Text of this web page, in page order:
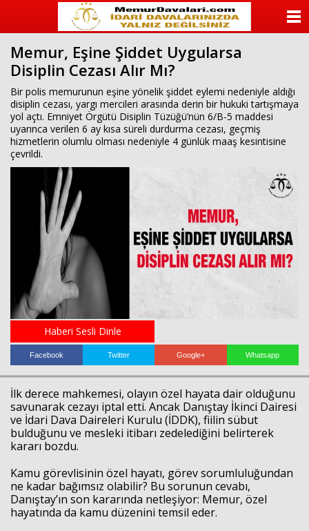
Memur, Eşine Şiddet Uygularsa
Disiplin Cezası Alır Mı?
Bir polis memurunun eşine yönelik şiddet eylemi nedeniyle aldığı
disiplin cezası, yargı mercileri arasında derin bir hukuki tartışmaya
yol açtı. Emniyet Örgütü Disiplin Tüzüğü’nün 6/B-5 maddesi
uyarınca verilen 6 ay kısa süreli durdurma cezası, geçmiş
hizmetlerin olumlu olması nedeniyle 4 günlük maaş kesintisine
çevrildi.
Haberi Sesli Dinle
Facebook Twitter Google+ Whatsapp
İlk derece mahkemesi, olayın özel hayata dair olduğunu
savunarak cezayı iptal etti. Ancak Danıştay İkinci Dairesi
ve İdari Dava Daireleri Kurulu (İDDK), fiilin sübut
bulduğunu ve mesleki itibarı zedelediğini belirterek
kararı bozdu.
Kamu görevlisinin özel hayatı, görev sorumluluğundan
ne kadar bağımsız olabilir? Bu sorunun cevabı,
Danıştay’ın son kararında netleşiyor: Memur, özel
hayatında da kamu düzenini temsil eder.
ANASAYFA
KATEGORİLER
ANKETLER
VİDEO GALERİ
KÜNYE
İLETİŞİM
Haberin Doğru Adresi.